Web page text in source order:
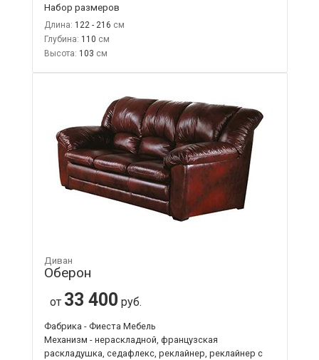
Набор размеров
Длина: 122 - 216
Глубина: 110
Высота: 103
Диван
Оберон
от 33 400 руб.
Фабрика - Фиеста Мебель
Механизм - нераскладной, французская
раскладушка, седафлекс, реклайнер, реклайнер с